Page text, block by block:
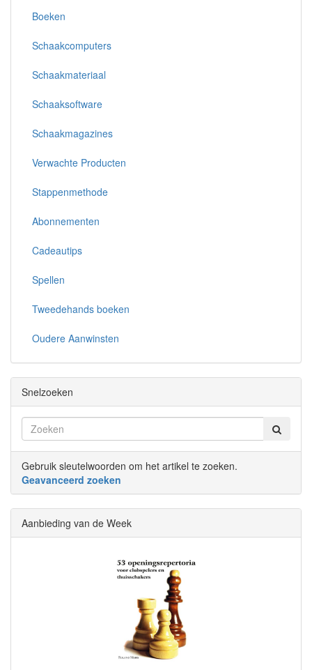
Boeken
Schaakcomputers
Schaakmateriaal
Schaaksoftware
Schaakmagazines
Verwachte Producten
Stappenmethode
Abonnementen
Cadeautips
Spellen
Tweedehands boeken
Oudere Aanwinsten
Snelzoeken
Gebruik sleutelwoorden om het artikel te zoeken.
Geavanceerd zoeken
Aanbieding van de Week